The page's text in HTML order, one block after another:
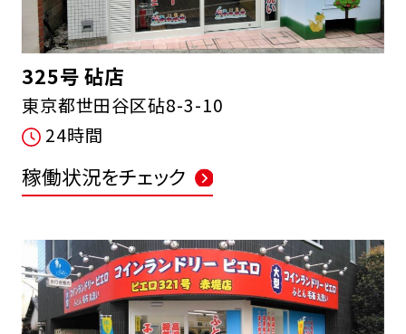
325号 砧店
東京都世田谷区砧8-3-10
24時間
稼働状況をチェック